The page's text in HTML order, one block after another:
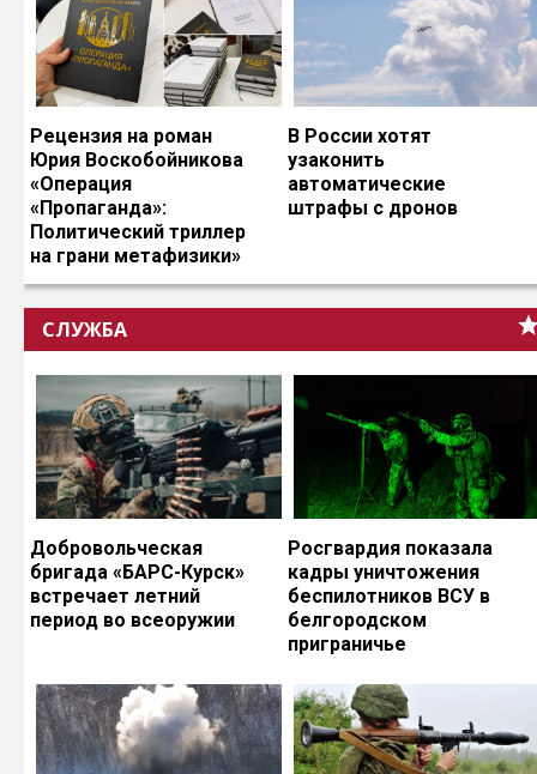
Рецензия на роман
Юрия Воскобойникова
«Операция
«Пропаганда»:
Политический триллер
на грани метафизики»
В России хотят
узаконить
автоматические
штрафы с дронов
СЛУЖБА
Добровольческая
бригада «БАРС-Курск»
встречает летний
период во всеоружии
Росгвардия показала
кадры уничтожения
беспилотников ВСУ в
белгородском
приграничье